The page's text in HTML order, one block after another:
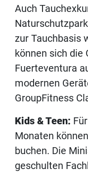
Auch
zur Tauchbasis
können sich die
Fuerteventura
modernen
GroupFitness
Kids & Teen:
Monaten
buchen. Die
geschulten